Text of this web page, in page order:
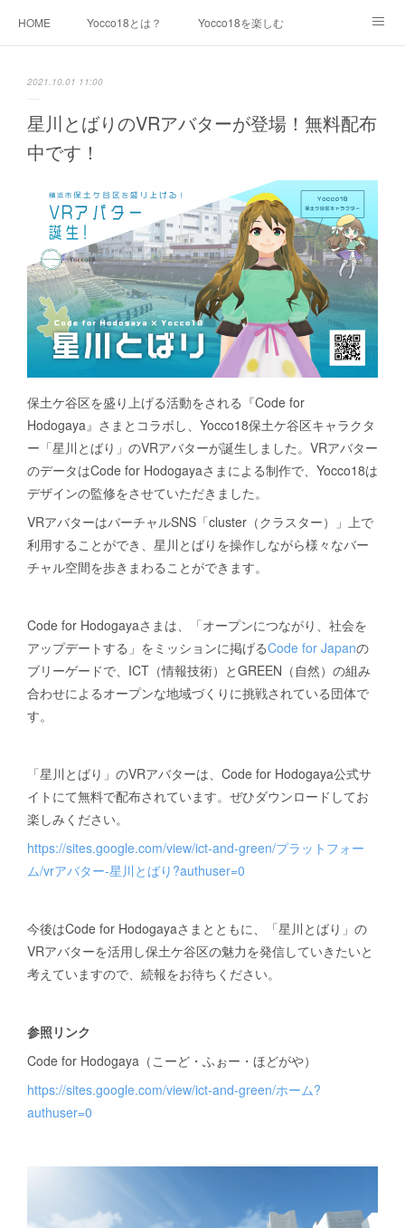
HOME Yocco18とは？ Yocco18を楽しむ
青木めんか
浦舟みなみ 永谷みお 星川とばり 鶴ヶ峰あさひ
屏風浦しおみ 金沢ふみ 大綱きくな 新治みどり
山内あおば 都筑かや 戸塚しなの 本郷さかえ
中和田いずみ 瀬谷みつき Yocco18 等身バージョン
Yocco18 ミニバージョン Yocco18 顔アイコン
Yocco18 ぬりえバージョンイラスト集 Yoccoの1日マップ
開港都市・横浜の歴史
2021.10.01 11:00
星川とばりのVRアバターが登場！無料配布
中です！
保土ケ谷区を盛り上げる活動をされる『Code for
Hodogaya』さまとコラボし、Yocco18保土ケ谷区キャラクタ
ー「星川とばり」のVRアバターが誕生しました。VRアバター
のデータはCode for Hodogayaさまによる制作で、Yocco18は
デザインの監修をさせていただきました。
VRアバターはバーチャルSNS「cluster（クラスター）」上で
利用することができ、星川とばりを操作しながら様々なバー
チャル空間を歩きまわることができます。
Code for Hodogayaさまは、「オープンにつながり、社会を
アップデートする」をミッションに掲げるCode for Japanの
ブリーゲードで、ICT（情報技術）とGREEN（自然）の組み
合わせによるオープンな地域づくりに挑戦されている団体で
す。
「星川とばり」のVRアバターは、Code for Hodogaya公式サ
イトにて無料で配布されています。ぜひダウンロードしてお
楽しみください。
https://sites.google.com/view/ict-and-green/プラットフォー
ム/vrアバター-星川とばり?authuser=0
今後はCode for Hodogayaさまとともに、「星川とばり」の
VRアバターを活用し保土ケ谷区の魅力を発信していきたいと
考えていますので、続報をお待ちください。
参照リンク
Code for Hodogaya（こーど・ふぉー・ほどがや）
https://sites.google.com/view/ict-and-green/ホーム?
authuser=0